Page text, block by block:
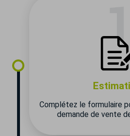
Complétez le formulaire
demande de vente